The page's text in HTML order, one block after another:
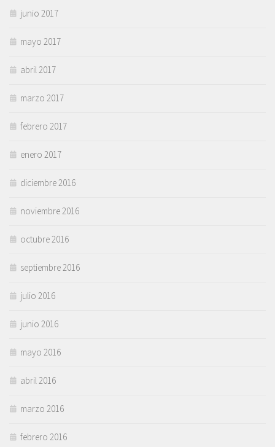
junio 2017
mayo 2017
abril 2017
marzo 2017
febrero 2017
enero 2017
diciembre 2016
noviembre 2016
octubre 2016
septiembre 2016
julio 2016
junio 2016
mayo 2016
abril 2016
marzo 2016
febrero 2016